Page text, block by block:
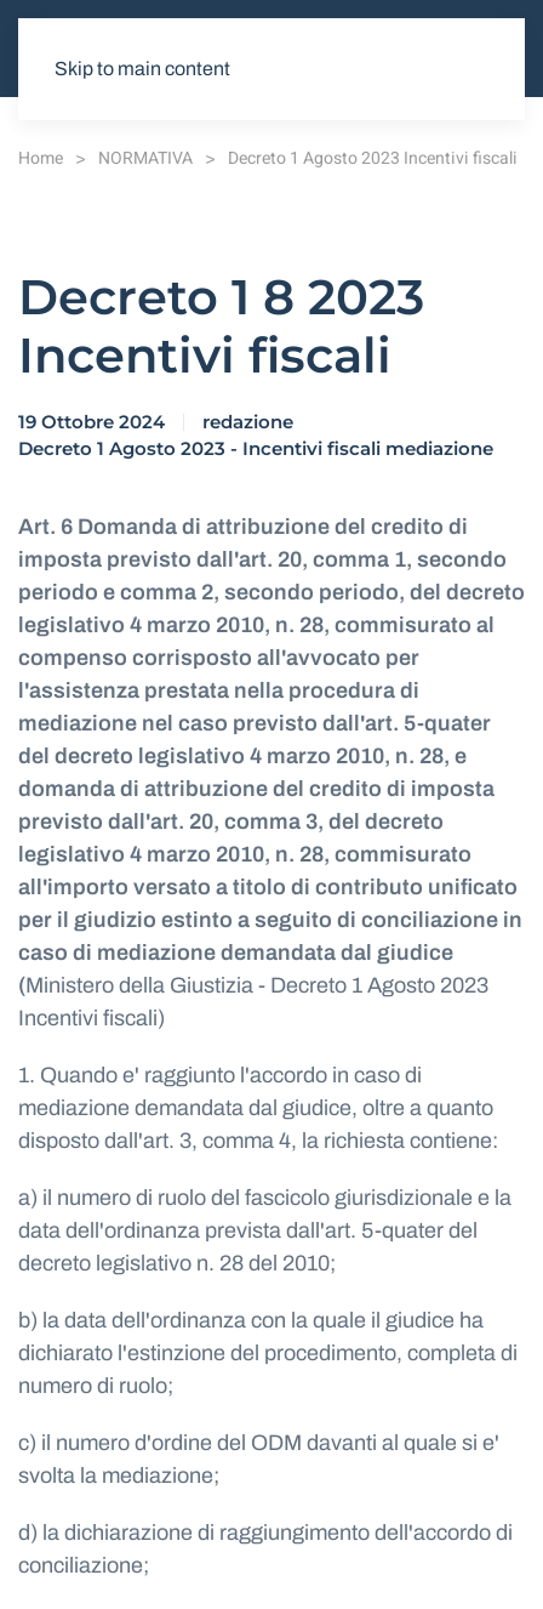
Skip to main content
Home NORMATIVA Decreto 1 Agosto 2023 Incentivi fiscali
Decreto 1 8 2023
Incentivi fiscali
19 Ottobre 2024
redazione
Decreto 1 Agosto 2023 - Incentivi fiscali mediazione
Art. 6 Domanda di attribuzione del credito di
imposta previsto dall'art. 20, comma 1, secondo
periodo e comma 2, secondo periodo, del decreto
legislativo 4 marzo 2010, n. 28, commisurato al
compenso corrisposto all'avvocato per
l'assistenza prestata nella procedura di
mediazione nel caso previsto dall'art. 5-quater
del decreto legislativo 4 marzo 2010, n. 28, e
domanda di attribuzione del credito di imposta
previsto dall'art. 20, comma 3, del decreto
legislativo 4 marzo 2010, n. 28, commisurato
all'importo versato a titolo di contributo unificato
per il giudizio estinto a seguito di conciliazione in
caso di mediazione demandata dal giudice
(Ministero della Giustizia - Decreto 1 Agosto 2023
Incentivi fiscali)
1. Quando e' raggiunto l'accordo in caso di
mediazione demandata dal giudice, oltre a quanto
disposto dall'art. 3, comma 4, la richiesta contiene:
a) il numero di ruolo del fascicolo giurisdizionale e la
data dell'ordinanza prevista dall'art. 5-quater del
decreto legislativo n. 28 del 2010;
b) la data dell'ordinanza con la quale il giudice ha
dichiarato l'estinzione del procedimento, completa di
numero di ruolo;
c) il numero d'ordine del ODM davanti al quale si e'
svolta la mediazione;
d) la dichiarazione di raggiungimento dell'accordo di
conciliazione;